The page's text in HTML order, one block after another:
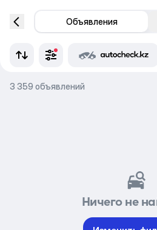
Объявления
3 359 объявлений
Ничего не